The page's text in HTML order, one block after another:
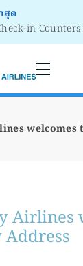
สุด
welcomes
Airlines
Address